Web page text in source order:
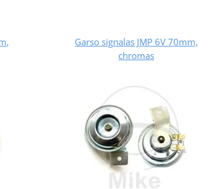
Garso signalas JMP 6V 70mm,
chromas